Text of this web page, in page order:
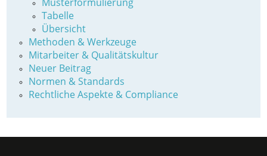
Tabelle
Übersicht
Methoden & Werkzeuge
Mitarbeiter & Qualitätskultur
Neuer Beitrag
Normen & Standards
Rechtliche Aspekte & Compliance